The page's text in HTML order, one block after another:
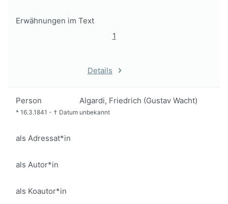
Erwähnungen im Text
1
Details
Person Algardi, Friedrich (Gustav Wacht)
* 16.3.1841 - † Datum unbekannt
als Adressat*in
als Autor*in
als Koautor*in